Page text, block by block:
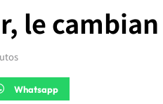
le
Whatsapp